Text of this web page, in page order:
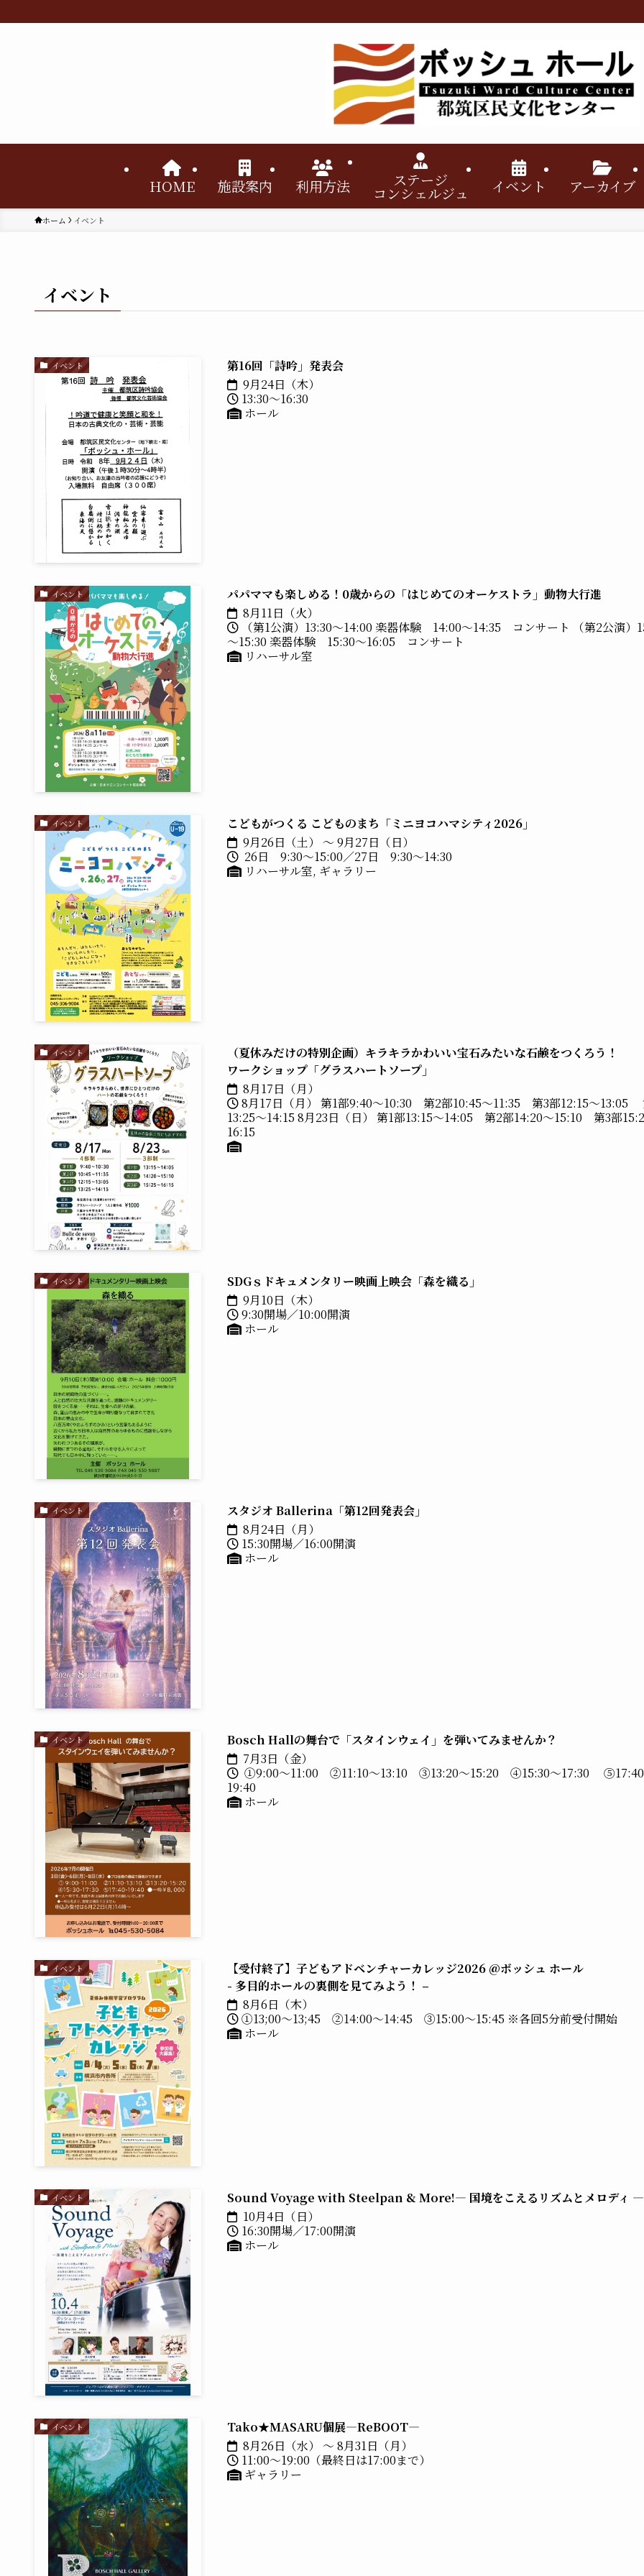
HOME 施設案内 利用方法 ステージ
コンシェルジュ イベント アーカイブ
ホーム イベント
イベント
イベント
第16回「詩吟」発表会
9月24日（木）
13:30～16:30
ホール
イベント
パパママも楽しめる！0歳からの「はじめてのオーケストラ」動物大行進
8月11日（火）
（第1公演）13:30～14:00 楽器体験 14:00～14:35 コンサート （第2公演）
～15:30 楽器体験 15:30～16:05 コンサート
リハーサル室
イベント
こどもがつくる こどものまち「ミニヨコハマシティ2026」
9月26日（土） ～ 9月27日（日）
26日 9:30～15:00／27日 9:30～14:30
リハーサル室, ギャラリー
イベント
（夏休みだけの特別企画）キラキラかわいい宝石みたいな石鹸をつくろう！
ワークショップ「グラスハートソープ」
8月17日（月）
8月17日（月） 第1部9:40～10:30 第2部10:45～11:35 第3部12:15～13:05
13:25～14:15 8月23日（日） 第1部13:15～14:05 第2部14:20～15:10 第3部
16:15
イベント
SDGｓドキュメンタリー映画上映会「森を織る」
9月10日（木）
9:30開場／10:00開演
ホール
イベント
スタジオ Ballerina「第12回発表会」
8月24日（月）
15:30開場／16:00開演
ホール
イベント
Bosch Hallの舞台で「スタインウェイ」を弾いてみませんか？
7月3日（金）
①9:00～11:00 ②11:10～13:10 ③13:20～15:20 ④15:30～17:30
19:40
ホール
イベント
【受付終了】子どもアドベンチャーカレッジ2026 @ボッシュ ホール
- 多目的ホールの裏側を見てみよう！ –
8月6日（木）
①13;00～13;45 ②14:00～14:45 ③15:00～15:45 ※各回5分前受付開始
ホール
イベント
Sound Voyage with Steelpan & More!― 国境をこえるリズムとメロディ ―
10月4日（日）
16:30開場／17:00開演
ホール
イベント
Tako★MASARU個展―ReBOOT―
8月26日（水） ～ 8月31日（月）
11:00～19:00（最終日は17:00まで）
ギャラリー